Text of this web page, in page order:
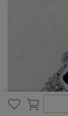
取消